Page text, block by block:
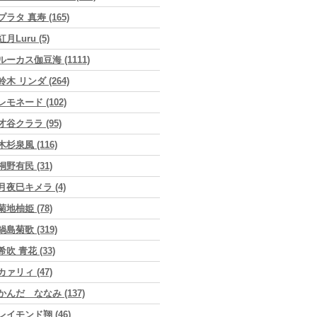
ラタ 真寿 (165)
月Luru (5)
ーカス伽豆海 (1111)
木 リンダ (264)
モネード (102)
谷クララ (95)
杉泉風 (116)
野有民 (31)
夜巳キメラ (4)
地柚姫 (78)
島菊歌 (319)
吹 青花 (33)
ァリィ (47)
んだ ななみ (137)
イモンド翔 (46)